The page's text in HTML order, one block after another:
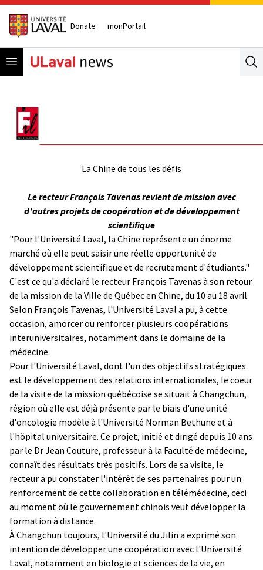
Donate monPortail
Open menu
La Chine de tous les défis
Le recteur François Tavenas revient de mission avec
d'autres projets de coopération et de développement
scientifique
"Pour l'Université Laval, la Chine représente un énorme
marché où elle peut saisir une réelle opportunité de
développement scientifique et de recrutement d'étudiants."
C'est ce qu'a déclaré le recteur François Tavenas à son retour
de la mission de la Ville de Québec en Chine, du 10 au 18 avril.
Selon François Tavenas, l'Université Laval a pu, à cette
occasion, amorcer ou renforcer plusieurs coopérations
interuniversitaires, notamment dans le domaine de la
médecine.
Pour l'Université Laval, dont l'un des objectifs stratégiques
est le développement des relations internationales, le coeur
de la visite de la mission québécoise se situait à Changchun,
région où elle est déjà présente par le biais d'une unité
d'oncologie modèle à l'Université Norman Bethune et à
l'hôpital universitaire. Ce projet, initié et dirigé depuis 10 ans
par le Dr Jean Couture, professeur à la Faculté de médecine,
connaît des résultats très positifs. Lors de sa visite, le
recteur a pu constater l'intérêt de ses partenaires pour un
renforcement de cette collaboration en télémédecine, ceci
au moment où le gouvernement chinois veut développer la
formation à distance.
À Changchun toujours, l'Université du Jilin a exprimé son
intention de développer une coopération avec l'Université
Laval, notamment en biologie et sciences de la vie, en